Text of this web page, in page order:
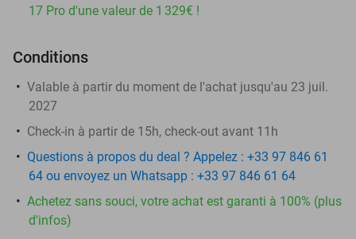
17 Pro d'une valeur de 1 329€ !
Conditions
Valable à partir du moment de l'achat jusqu'au 23 juil.
2027
Check-in à partir de 15h, check-out avant 11h
Questions à propos du deal ? Appelez : +33 97 846 61
64 ou envoyez un Whatsapp : +33 97 846 61 64
Achetez sans souci, votre achat est garanti à 100% (plus
d'infos)